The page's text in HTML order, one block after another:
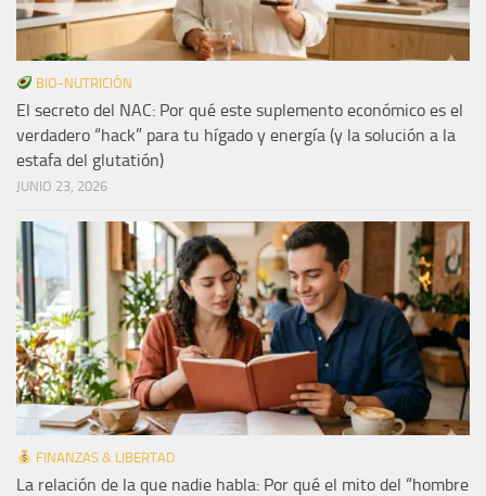
BIO-NUTRICIÓN
El secreto del NAC: Por qué este suplemento económico es el
verdadero “hack” para tu hígado y energía (y la solución a la
estafa del glutatión)
JUNIO 23, 2026
FINANZAS & LIBERTAD
La relación de la que nadie habla: Por qué el mito del “hombre